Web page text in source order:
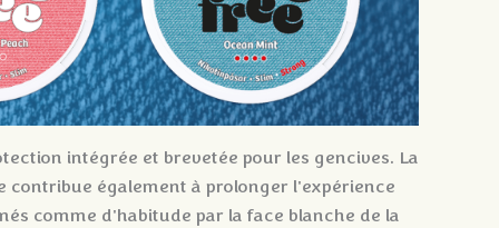
ZH
intégrée et brevetée pour les gencives. La
également à prolonger l'expérience
comme d'habitude par la face blanche de la